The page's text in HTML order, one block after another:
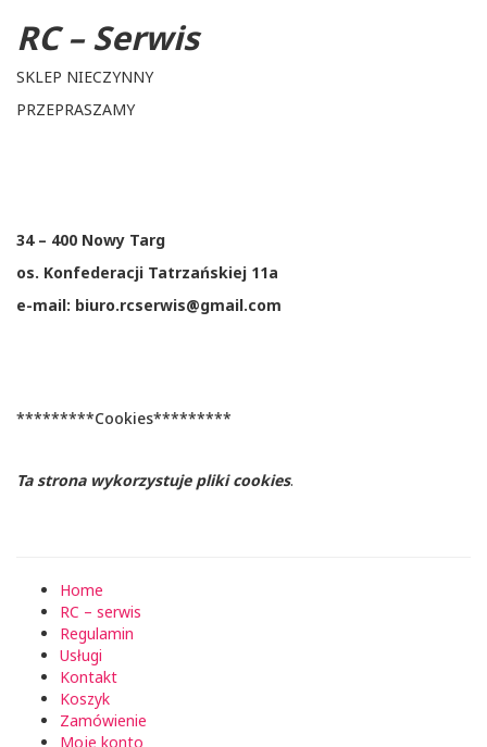
RC – Serwis
SKLEP NIECZYNNY
PRZEPRASZAMY
34 – 400 Nowy Targ
os. Konfederacji Tatrzańskiej 11a
e-mail: biuro.rcserwis@gmail.com
*********Cookies*********
Ta strona wykorzystuje pliki cookies.
Home
RC – serwis
Regulamin
Usługi
Kontakt
Koszyk
Zamówienie
Moje konto